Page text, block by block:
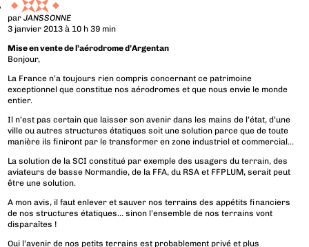
parJANSSONNE
3 janvier 2013 à 10 h 39 min
Mise en vente de l’aérodrome d’Argentan
Bonjour,
La France n’a toujours rien compris concernant ce patrimoine
exceptionnel que constitue nos aérodromes et que nous envie le monde
entier.
Il n’est pas certain que laisser son avenir dans les mains de l’état, d’une
ville ou autres structures étatiques soit une solution parce que de toute
manière ils finiront par le transformer en zone industriel et commercial…
La solution de la SCI constitué par exemple des usagers du terrain, des
aviateurs de basse Normandie, de la FFA, du RSA et FFPLUM, serait peut
être une solution.
A mon avis, il faut enlever et sauver nos terrains des appétits financiers
de nos structures étatiques… sinon l’ensemble de nos terrains vont
disparaîtes !
Oui l’avenir de nos petits terrains est probablement privé et plus